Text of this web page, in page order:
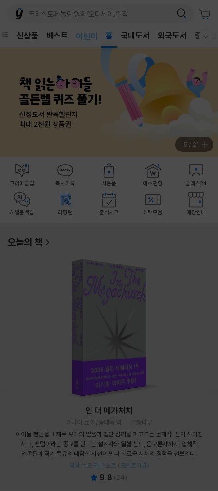
신상품 베스트
어린이
홈 국내도서 외국도서 중고샵
5 / 21
크레마클럽 독서기록 사은품 예스펀딩 클래스24
AI일문백답 리딩런 출석체크 혜택모음 매장안내
오늘의 책
인 더 메가처치
아사이 료 저/송태욱 역
은행나무
아이돌 팬덤을 소재로 우리의 믿음과 집단 심리를 파고드는 문제작. 신이 사라진
시대, 팬덤이라는 종교를 만드는 설계자와 열혈 신도, 음모론자까지. 입체적
인물들과 작가 특유의 대담한 시선이 만나 새로운 서사의 정점을 선보인다.
양장 누드 제본 노트 (포인트차감)
9.8 24